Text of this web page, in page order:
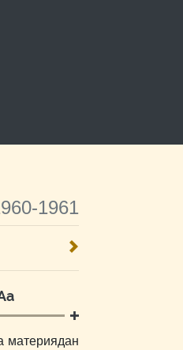
1961
материядан